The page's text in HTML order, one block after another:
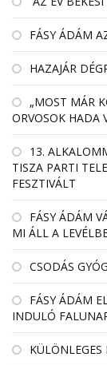
FÁSY ÁDÁM
HAZAJÁR
„MOST MÁR
ORVOSOK HADA
13.
TISZA PARTI
FESZTIVÁLT
FÁSY ÁDÁM
MI ÁLL A
CSODÁS
FÁSY ÁDÁM
INDULÓ
KÜLÖNLEGES